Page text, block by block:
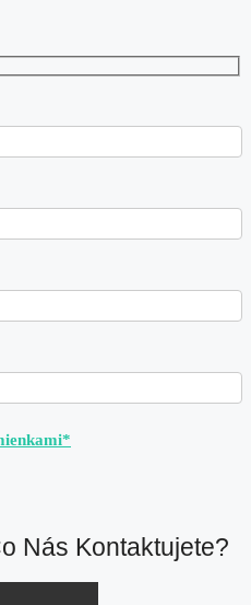
Nás Kontaktujete?